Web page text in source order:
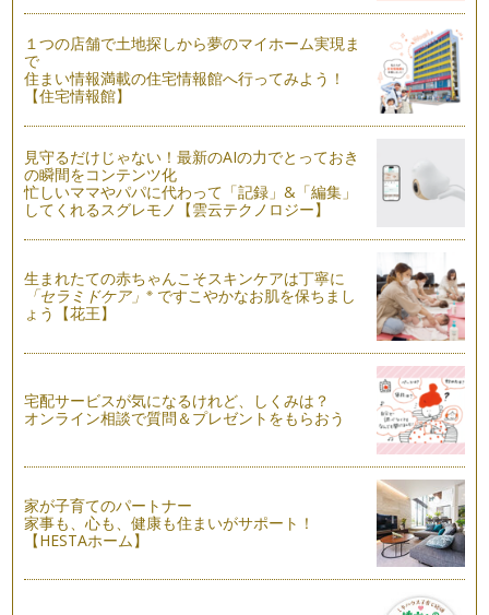
美ママ親子が喜ぶ、親子体操♪
朝晩は秋めいてきましたが、日中はまだまだ暑い日もあります
ね。 そんなときの 「美マ…
美ママのみなさま、こんにちは♪ 暑い日が続いていますね。
…
美ママ親子の夏休みヘルスレッスン♪
美ママのみなさん、こんにちは♪ お子さまが、幼稚園・小学
美ママの親子のお肌レッスン！
美ママのみなさま、こんにちは♪ 陽射しが強く、汗もかきやす
１つの店舗で土地探しから夢のマイホーム実現ま
で
住まい情報満載の住宅情報館へ行ってみよう！
【住宅情報館】
見守るだけじゃない！最新のAIの力でとっておき
の瞬間をコンテンツ化
忙しいママやパパに代わって「記録」&「編集」
してくれるスグレモノ【雲云テクノロジー】
生まれたての赤ちゃんこそスキンケアは丁寧に
「セラミドケア」※ ですこやかなお肌を保ちまし
ょう【花王】
宅配サービスが気になるけれど、しくみは？
オンライン相談で質問＆プレゼントをもらおう
家が子育てのパートナー
家事も、心も、健康も住まいがサポート！
【HESTAホーム】